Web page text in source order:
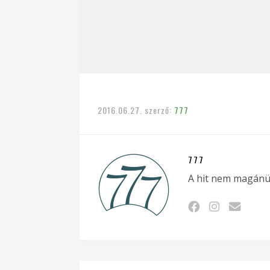
2016.06.27. szerző: 777
777
A hit nem